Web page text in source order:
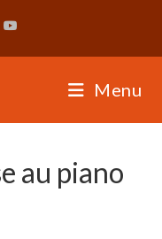
Menu
au piano